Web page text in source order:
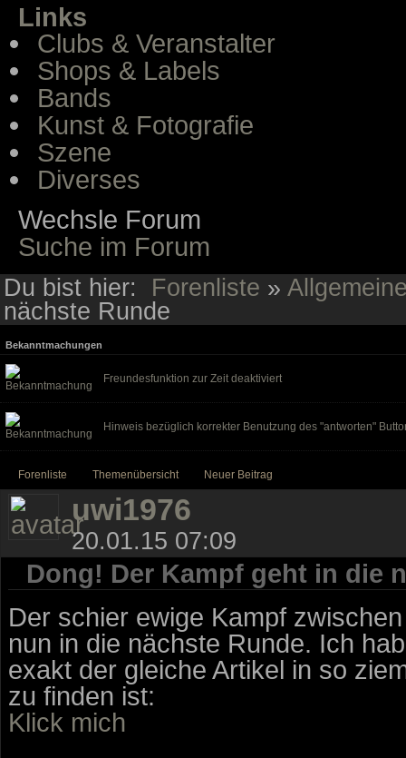
Links
Clubs & Veranstalter
Shops & Labels
Bands
Kunst & Fotografie
Szene
Diverses
Wechsle Forum
Suche im Forum
Du bist hier: Forenliste »
nächste Runde
Bekanntmachungen
Freundesfunktion zur Zeit deaktiviert
Hinweis bezüglich korrekter Benutzung des "antworten"
Forenliste Themenübersicht Neuer Beitrag
uwi1976
20.01.15 07:09
Dong! Der Kampf geht in die
Der schier ewige Kampf
nun in die nächste Runde. Ich
exakt der gleiche Artikel in so
zu finden ist:
Klick mich